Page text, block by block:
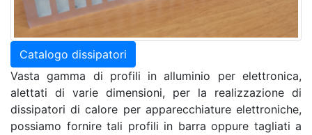
Catalogo dissipatori
Vasta gamma di profili in alluminio per elettronica,
alettati di varie dimensioni, per la realizzazione di
dissipatori di calore per apparecchiature elettroniche,
possiamo fornire tali profili in barra oppure tagliati a